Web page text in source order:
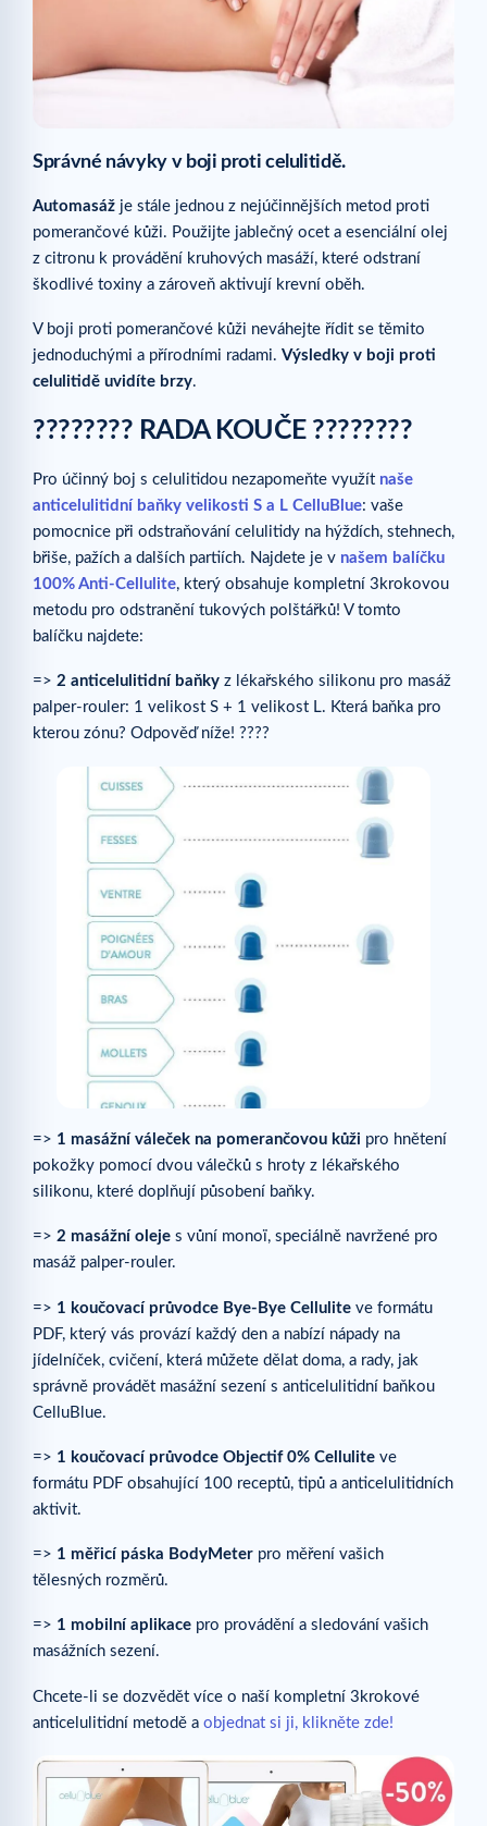
Správné návykyv boji proti celulitidě.
Automasáž je stále jednou z nejúčinnějších metod proti
pomerančové kůži. Použijte jablečný ocet a esenciální olej
z citronu k provádění kruhových masáží, které odstraní
škodlivé toxiny a zároveň aktivují krevní oběh.
V boji proti pomerančové kůži neváhejte řídit se těmito
jednoduchými a přírodními radami. Výsledky v boji proti
celulitidě uvidíte brzy.
???????? RADA KOUČE ????????
Pro účinný boj s celulitidou nezapomeňte využít naše
anticelulitidní baňky velikosti S a L CelluBlue: vaše
pomocnice při odstraňování celulitidy na hýždích, stehnech,
břiše, pažích a dalších partiích. Najdete je v našem balíčku
100% Anti-Cellulite, který obsahuje kompletní 3krokovou
metodu pro odstranění tukových polštářků! V tomto
balíčku najdete:
=> 2 anticelulitidní baňky z lékařského silikonu pro masáž
palper-rouler: 1 velikost S + 1 velikost L. Která baňka pro
kterou zónu? Odpověď níže! ????
=> 1 masážní váleček na pomerančovou kůži pro hnětení
pokožky pomocí dvou válečků s hroty z lékařského
silikonu, které doplňují působení baňky.
=> 2 masážní oleje s vůní monoï, speciálně navržené pro
masáž palper-rouler.
=> 1 koučovací průvodce Bye-Bye Cellulite ve formátu
PDF, který vás provází každý den a nabízí nápady na
jídelníček, cvičení, která můžete dělat doma, a rady, jak
správně provádět masážní sezení s anticelulitidní baňkou
CelluBlue.
=> 1 koučovací průvodce Objectif 0% Cellulite ve
formátu PDF obsahující 100 receptů, tipů a anticelulitidních
aktivit.
=> 1 měřicí páska BodyMeter pro měření vašich
tělesných rozměrů.
=> 1 mobilní aplikace pro provádění a sledování vašich
masážních sezení.
Chcete-li se dozvědět více o naší kompletní 3krokové
anticelulitidní metodě a objednat si ji, klikněte zde!